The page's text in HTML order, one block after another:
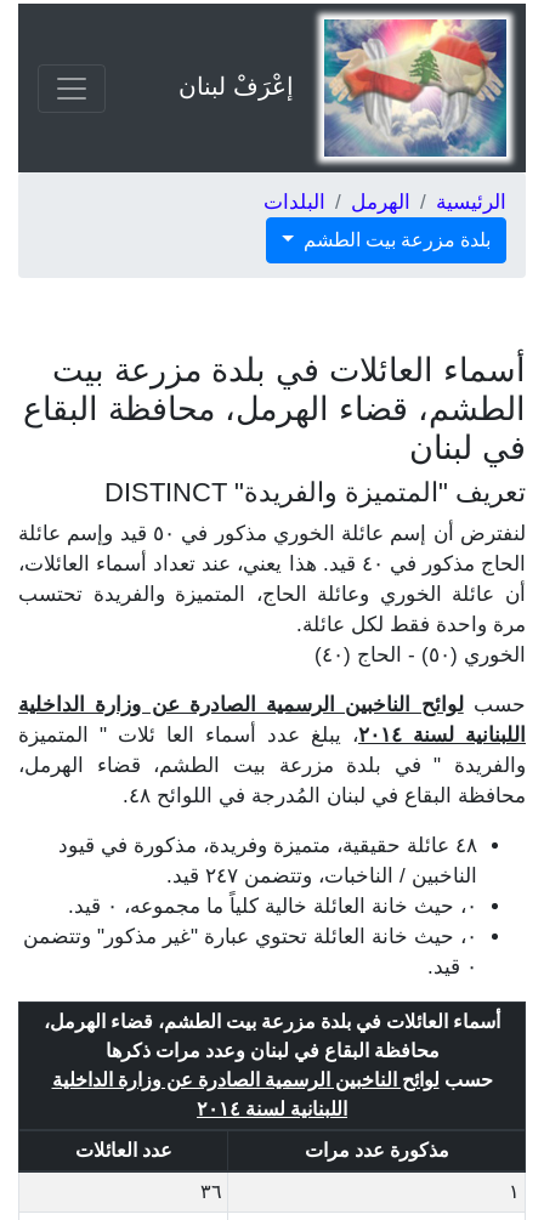
إعْرَفْ لبنان
الرئيسية الهرمل البلدات
بلدة مزرعة بيت الطشم
أسماء العائلات في بلدة مزرعة بيت
الطشم، قضاء الهرمل، محافظة البقاع
في لبنان
تعريف "المتميزة والفريدة" DISTINCT
لنفترض أن إسم عائلة الخوري مذكور في ٥٠ قيد وإسم عائلة
الحاج مذكور في ٤٠ قيد. هذا يعني، عند تعداد أسماء العائلات،
أن عائلة الخوري وعائلة الحاج، المتميزة والفريدة تحتسب
مرة واحدة فقط لكل عائلة.
الخوري (٥٠) - الحاج (٤٠)
حسبلوائح الناخبين الرسمية الصادرة عن وزارة الداخلية
اللبنانية لسنة ٢٠١٤
، يبلغ عدد أسماء العا ئلات " المتميزة
والفريدة " في بلدة مزرعة بيت الطشم، قضاء الهرمل،
محافظة البقاع في لبنان المُدرجة في اللوائح ٤٨.
٤٨ عائلة حقيقية، متميزة وفريدة، مذكورة في قيود
الناخبين / الناخبات، وتتضمن ٢٤٧ قيد.
٠، حيث خانة العائلة خالية كلياً ما مجموعه، ٠ قيد.
٠، حيث خانة العائلة تحتوي عبارة "غير مذكور" وتتضمن
٠ قيد.
أسماء العائلات في بلدة مزرعة بيت الطشم، قضاء الهرمل،
محافظة البقاع في لبنان وعدد مرات ذكرها
حسب لوائح الناخبين الرسمية الصادرة عن وزارة الداخلية
اللبنانية لسنة ٢٠١٤
مذكورة عدد مرات
عدد العائلات
١
٣٦